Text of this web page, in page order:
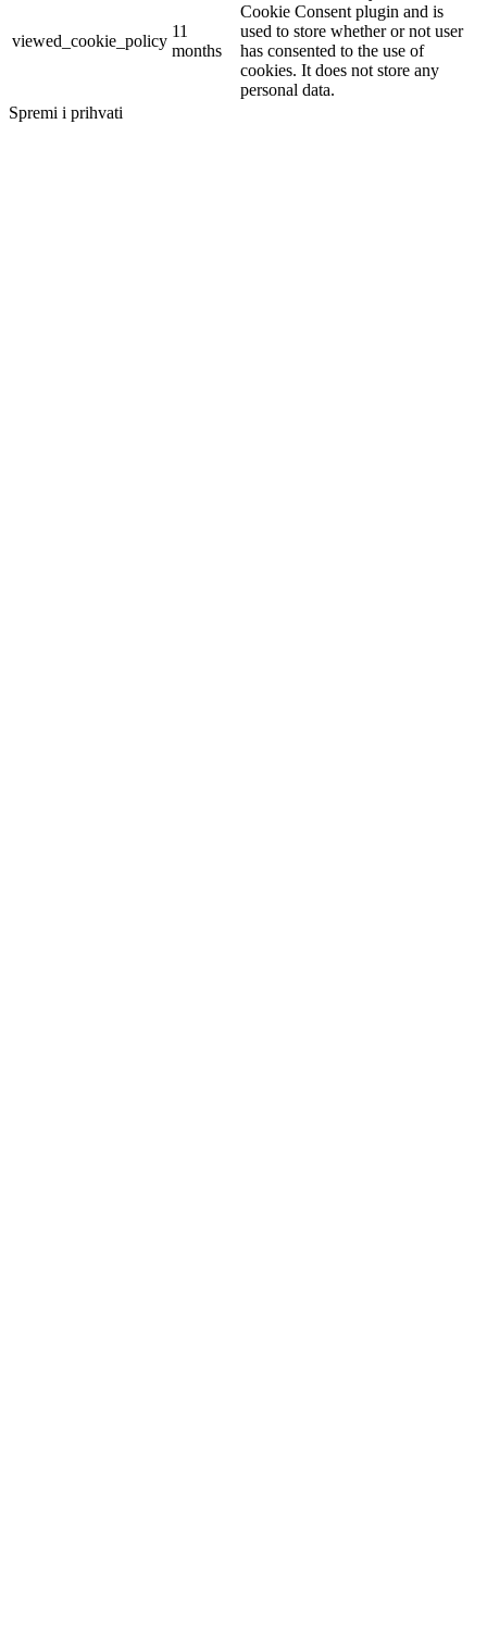
viewed_cookie_policy
11
months
Cookie Consent plugin and is
used to store whether or not user
has consented to the use of
cookies. It does not store any
personal data.
Spremi i prihvati